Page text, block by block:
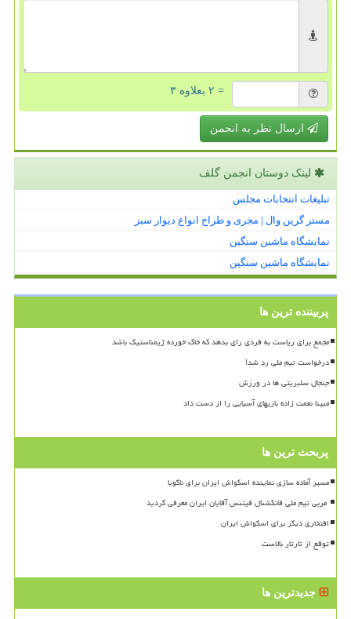
= ۲ بعلاوه ۳
ارسال نظر به انجمن
لینک دوستان انجمن گلف
تبلیغات انتخابات مجلس
مستر گرین وال | مجری و طراح انواع دیوار سبز
نمایشگاه ماشین سنگین
نمایشگاه ماشین سنگین
پربیننده ترین ها
مجمع برای ریاست به فردی رای بدهد که خاک خورده ژیمناستیک باشد
درخواست تیم ملی رد شد!
جنجال سلبریتی ها در ورزش
مبینا نعمت زاده بازیهای آسیایی را از دست داد
پربحث ترین ها
مسیر آماده سازی نماینده اسکواش ایران برای ناگویا
افتخاری دیگر برای اسکواش ایران
توقع از تارتار بالاست
جدیدترین ها